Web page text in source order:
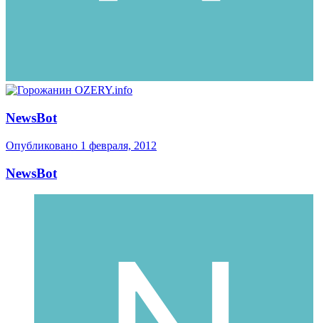
NewsBot
Опубликовано 1 февраля, 2012
NewsBot